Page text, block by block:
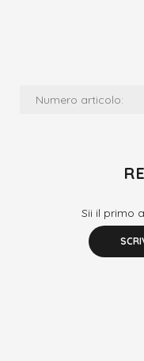
Numero articolo:
Sii il primo